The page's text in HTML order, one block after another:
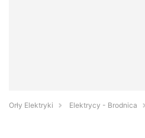
Orły Elektryki Elektrycy - Brodnica